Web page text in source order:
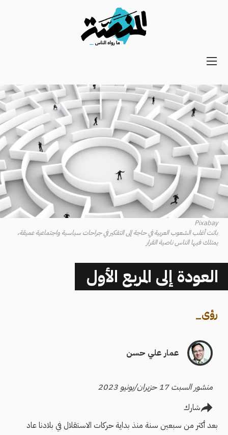
Main
Secondary
Navigation
Pixabay
باتت أغلب الشعوب العربية في حاجة إلى التفكير في جراحات سياسية واجتماعية عميقة،
يمتلك فيها الناس ناصية القرار
العودة إلى المربع الأول
رؤى_
عمار علي حسن
منشور السبت 17 حزيران/يونيو 2023
شارك
بعد أكثر من سبعين سنة منذ بداية حركات الاستقلال في بلادنا عاد